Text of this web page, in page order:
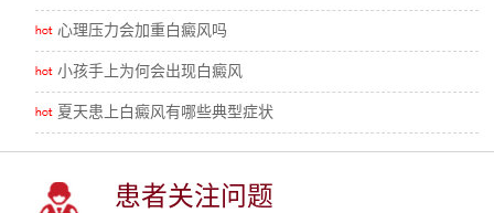
心理压力会加重白癜风吗
小孩手上为何会出现白癜风
夏天患上白癜风有哪些典型症状
患者关注问题